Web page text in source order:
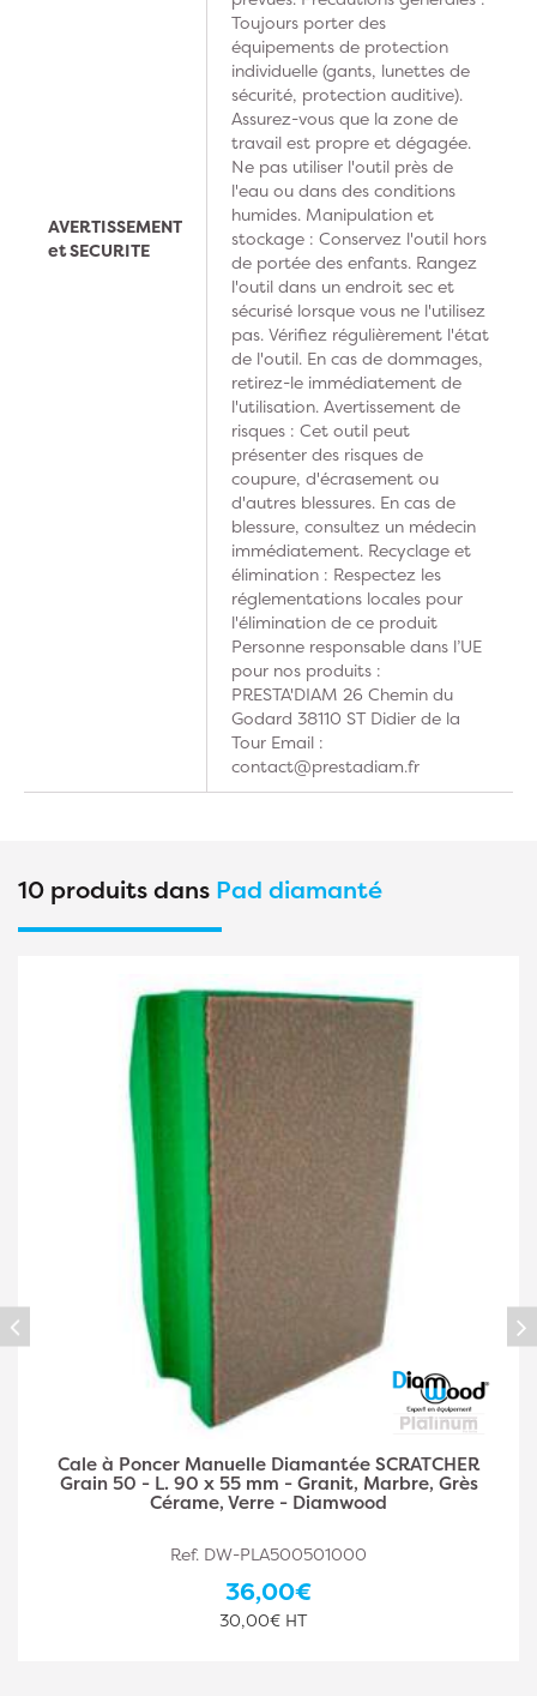
AVERTISSEMENT
et SECURITE
Toujours porter des
équipements de protection
individuelle (gants, lunettes de
sécurité, protection auditive).
Assurez-vous que la zone de
travail est propre et dégagée.
Ne pas utiliser l'outil près de
l'eau ou dans des conditions
humides. Manipulation et
stockage : Conservez l'outil hors
de portée des enfants. Rangez
l'outil dans un endroit sec et
sécurisé lorsque vous ne l'utilisez
pas. Vérifiez régulièrement l'état
de l'outil. En cas de dommages,
retirez-le immédiatement de
l'utilisation. Avertissement de
risques : Cet outil peut
présenter des risques de
coupure, d'écrasement ou
d'autres blessures. En cas de
blessure, consultez un médecin
immédiatement. Recyclage et
élimination : Respectez les
réglementations locales pour
l'élimination de ce produit
Personne responsable dans l’UE
pour nos produits :
PRESTA'DIAM 26 Chemin du
Godard 38110 ST Didier de la
Tour Email :
contact@prestadiam.fr
10 produits dans Pad diamanté
Cale à Poncer Manuelle Diamantée
Grain 100 - L. 90 x 55 mm - Granit, Marbre,
Cérame, Verre - Diamwood
Ref. DW-PLA500501001